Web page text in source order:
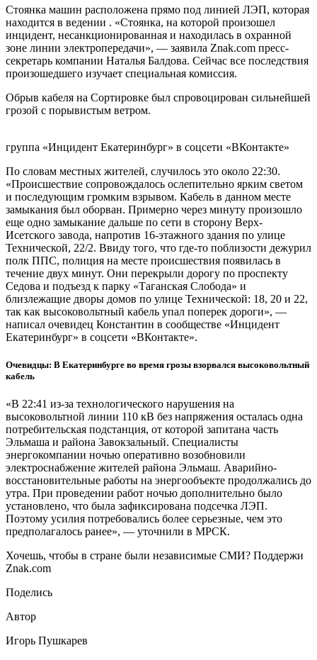
Стоянка машин расположена прямо под линией ЛЭП, которая
находится в ведении . «Стоянка, на которой произошел
инцидент, несанкционированная и находилась в охранной
зоне линии электропередачи», — заявила Znak.com пресс-
секретарь компании Наталья Балдова. Сейчас все последствия
произошедшего изучает специальная комиссия.
Обрыв кабеля на Сортировке был спровоцирован сильнейшей
грозой с порывистым ветром.
группа «Инцидент Екатеринбург» в соцсети «ВКонтакте»
По словам местных жителей, случилось это около 22:30.
«Происшествие сопровождалось ослепительно ярким светом
и последующим громким взрывом. Кабель в данном месте
замыкания был оборван. Примерно через минуту произошло
еще одно замыкание дальше по сети в сторону Верх-
Исетского завода, напротив 16-этажного здания по улице
Технической, 22/2. Ввиду того, что где-то поблизости дежурил
полк ППС, полиция на месте происшествия появилась в
течение двух минут. Они перекрыли дорогу по проспекту
Седова и подъезд к парку «Таганская Слобода» и
близлежащие дворы домов по улице Технической: 18, 20 и 22,
так как высоковольтный кабель упал поперек дороги», —
написал очевидец Константин в сообществе «Инцидент
Екатеринбург» в соцсети «ВКонтакте».
Очевидцы: В Екатеринбурге во время грозы взорвался высоковольтный
кабель
«В 22:41 из-за технологического нарушения на
высоковольтной линии 110 кВ без напряжения осталась одна
потребительская подстанция, от которой запитана часть
Эльмаша и района Завокзальный. Специалисты
энергокомпании ночью оперативно возобновили
электроснабжение жителей района Эльмаш. Аварийно-
восстановительные работы на энергообъекте продолжались до
утра. При проведении работ ночью дополнительно было
установлено, что была зафиксирована подсечка ЛЭП.
Поэтому усилия потребовались более серьезные, чем это
предполагалось ранее», — уточнили в МРСК.
Хочешь, чтобы в стране были независимые СМИ? Поддержи
Znak.com
Поделись
Автор
Игорь Пушкарев